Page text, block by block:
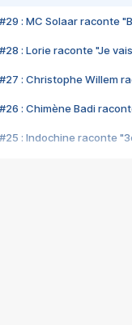
#29 : MC Solaar raconte
#28 : Lorie raconte "Je
#27 : Christophe Willem
#26 : Chimène Badi
#25 : Indochine raconte